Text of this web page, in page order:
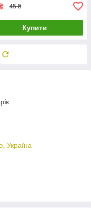
45 ₴
Купити
Україна